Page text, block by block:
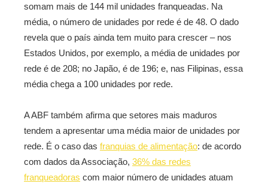
somam mais de 144 mil unidades franqueadas. Na
média, o número de unidades por rede é de 48. O dado
revela que o país ainda tem muito para crescer – nos
Estados Unidos, por exemplo, a média de unidades por
rede é de 208; no Japão, é de 196; e, nas Filipinas, essa
média chega a 100 unidades por rede.
A ABF também afirma que setores mais maduros
tendem a apresentar uma média maior de unidades por
rede. É o caso das franquias de alimentação: de acordo
com dados da Associação, 36% das redes
franqueadoras com maior número de unidades atuam